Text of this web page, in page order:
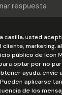
casilla, usted
cliente, marketing,
público de Icon
optar por no
ayuda, envíe
Pueden aplicarse
de los